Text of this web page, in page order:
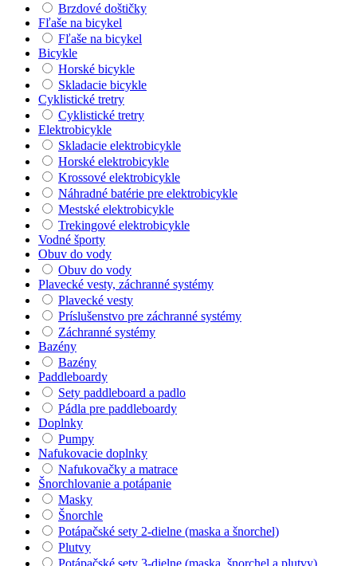
Brzdové doštičky
Fľaše na bicykel
Fľaše na bicykel
Bicykle
Horské bicykle
Skladacie bicykle
Cyklistické tretry
Cyklistické tretry
Elektrobicykle
Skladacie elektrobicykle
Horské elektrobicykle
Krossové elektrobicykle
Náhradné batérie pre elektrobicykle
Mestské elektrobicykle
Trekingové elektrobicykle
Vodné športy
Obuv do vody
Obuv do vody
Plavecké vesty, záchranné systémy
Plavecké vesty
Príslušenstvo pre záchranné systémy
Záchranné systémy
Bazény
Bazény
Paddleboardy
Sety paddleboard a padlo
Pádla pre paddleboardy
Doplnky
Pumpy
Nafukovacie doplnky
Nafukovačky a matrace
Šnorchlovanie a potápanie
Masky
Šnorchle
Potápačské sety 2-dielne (maska a šnorchel)
Plutvy
Potápačské sety 3-dielne (maska, šnorchel a plutvy)